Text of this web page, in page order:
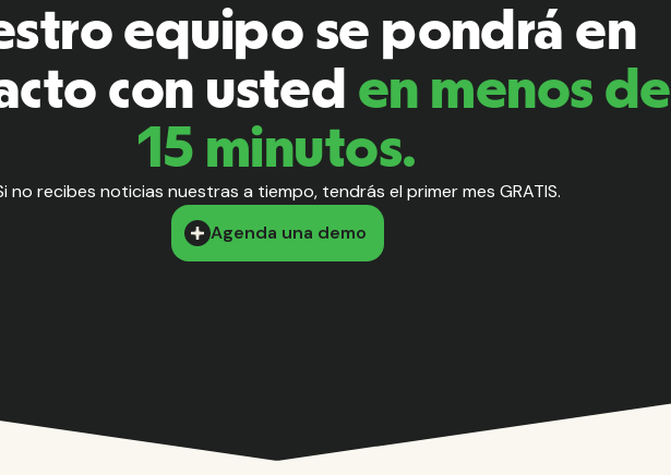
equipo se pondrá en
con usted en menos de
15 minutos.
no recibes noticias nuestras a tiempo, tendrás el primer mes GRATIS.
Agenda una demo